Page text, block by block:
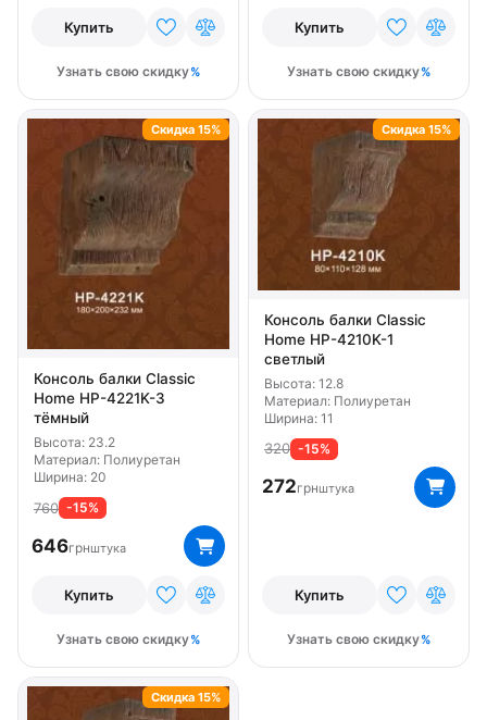
Купить
Узнать свою скидку
Купить
Узнать свою скидку
Консоль балки Classic
Home HP-4221K-3
тёмный
Высота: 23.2
Материал: Полиуретан
Ширина: 20
760 -15%
646грнштука
Купить
Узнать свою скидку
Скидка 15%
Консоль балки Classic
Home HP-4210K-1
светлый
Высота: 12.8
Материал: Полиуретан
Ширина: 11
320 -15%
272грнштука
Купить
Узнать свою скидку
Скидка 15%
Скидка 15%